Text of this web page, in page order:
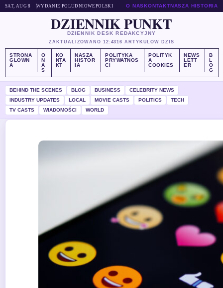
SAT, AUG 8 WYDANIE POLUDNIOWE POLSKI O NASKONTAKTNASZA HISTORIA
DZIENNIK PUNKT
DZIENNIK DESK REDAKCYJNY
ZAKTUALIZOWANO 12:4316 ARTYKULOW DZIS
STRONA
GLOWN
A
O
N
A
S
KO
NTA
KT
NASZA
HISTOR
IA
POLITYKA
PRYWATNOS
CI
POLITYK
A
COOKIES
NEWS
LETT
ER
B
L
O
G
BEHIND THE SCENES BLOG BUSINESS
CELEBRITY NEWS
INDUSTRY UPDATES
LOCAL MOVIE CASTS POLITICS
TECH
TV CASTS
WIADOMOŚCI WORLD